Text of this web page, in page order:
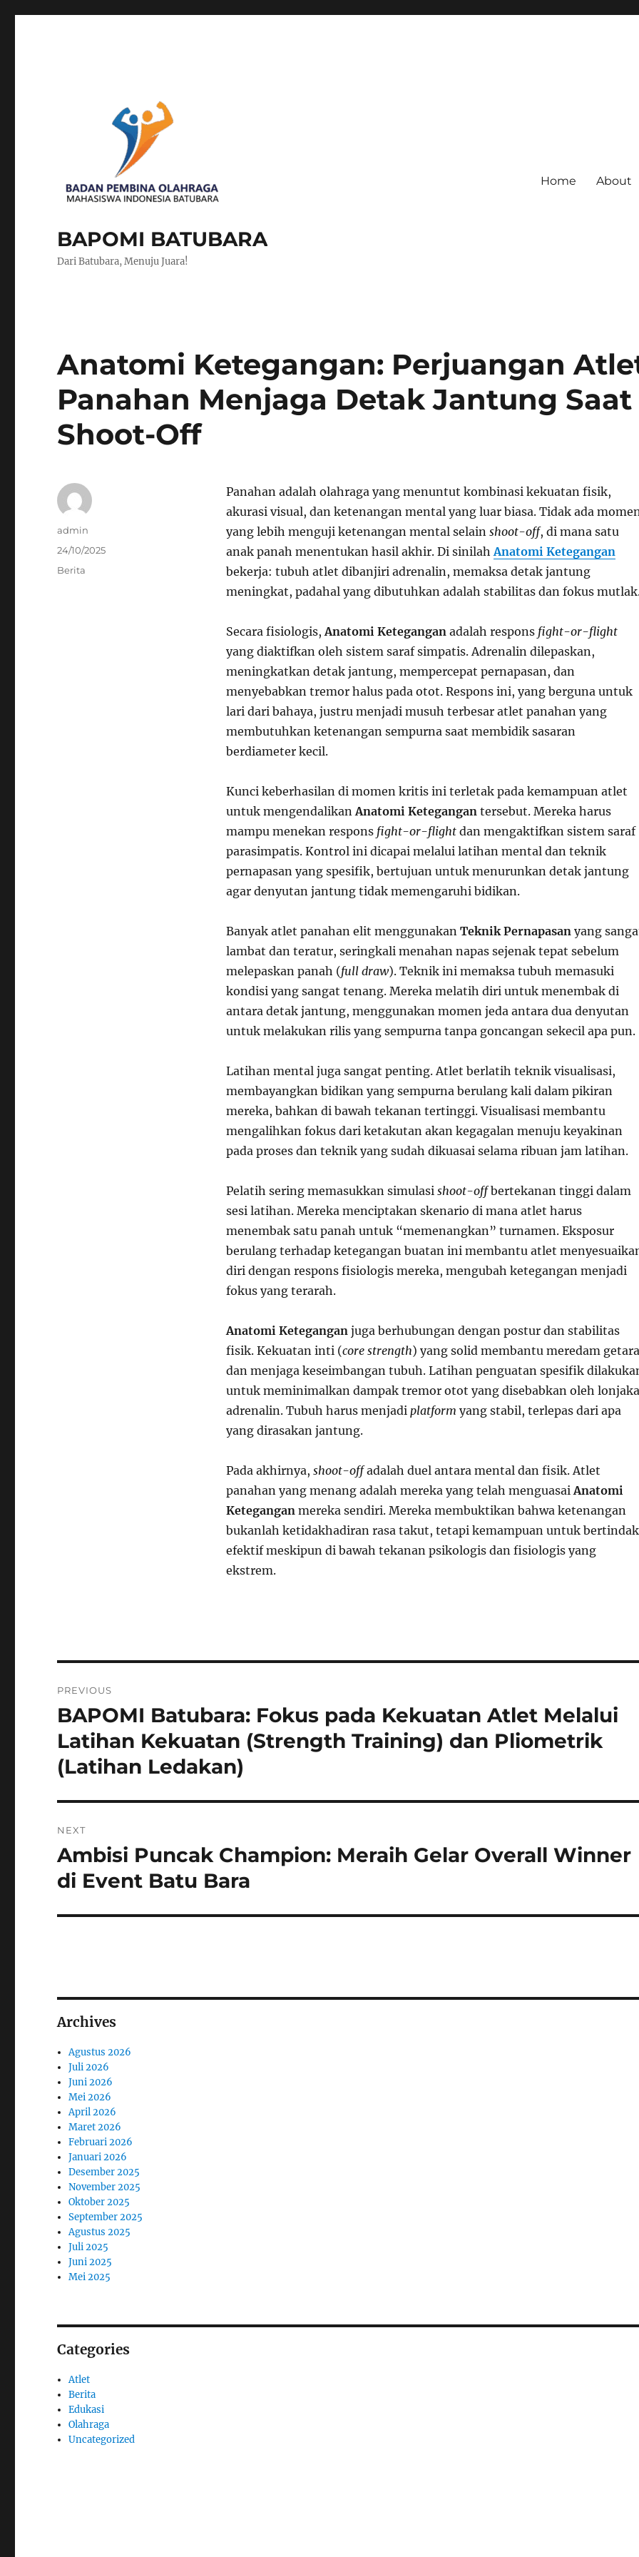
BAPOMI BATUBARA
Dari Batubara, Menuju Juara!
Home About
Anatomi Ketegangan: Perjuangan
Panahan Menjaga Detak Jantung Saat
Shoot-Off
Panahan adalah olahraga yang menuntut kombinasi kekuatan fisik,
akurasi visual, dan ketenangan mental yang luar biasa. Tidak ada
yang lebih menguji ketenangan mental selain shoot-off, di mana satu
anak panah menentukan hasil akhir. Di sinilahAnatomi Ketegangan
bekerja: tubuh atlet dibanjiri adrenalin, memaksa detak jantung
meningkat, padahal yang dibutuhkan adalah stabilitas dan fokus
Secara fisiologis,Anatomi Keteganganadalah respons fight-or-flight
yang diaktifkan oleh sistem saraf simpatis. Adrenalin dilepaskan,
meningkatkan detak jantung, mempercepat pernapasan, dan
menyebabkan tremor halus pada otot. Respons ini, yang berguna untuk
lari dari bahaya, justru menjadi musuh terbesar atlet panahan yang
membutuhkan ketenangan sempurna saat membidik sasaran
berdiameter kecil.
Kunci keberhasilan di momen kritis ini terletak pada kemampuan atlet
untuk mengendalikanAnatomi Ketegangantersebut. Mereka harus
mampu menekan respons fight-or-flightdan mengaktifkan sistem saraf
parasimpatis. Kontrol ini dicapai melalui latihan mental dan teknik
pernapasan yang spesifik, bertujuan untuk menurunkan detak jantung
agar denyutan jantung tidak memengaruhi bidikan.
Banyak atlet panahan elit menggunakan Teknik Pernapasanyang
lambat dan teratur, seringkali menahan napas sejenak tepat sebelum
melepaskan panah (full draw). Teknik ini memaksa tubuh memasuki
kondisi yang sangat tenang. Mereka melatih diri untuk menembak di
antara detak jantung, menggunakan momen jeda antara dua denyutan
untuk melakukan rilis yang sempurna tanpa goncangan sekecil apa pun.
Latihan mental juga sangat penting. Atlet berlatih teknik visualisasi,
membayangkan bidikan yang sempurna berulang kali dalam pikiran
mereka, bahkan di bawah tekanan tertinggi. Visualisasi membantu
mengalihkan fokus dari ketakutan akan kegagalan menuju keyakinan
pada proses dan teknik yang sudah dikuasai selama ribuan jam latihan.
Pelatih sering memasukkan simulasi shoot-offbertekanan tinggi dalam
sesi latihan. Mereka menciptakan skenario di mana atlet harus
menembak satu panah untuk “memenangkan” turnamen. Eksposur
berulang terhadap ketegangan buatan ini membantu atlet
diri dengan respons fisiologis mereka, mengubah ketegangan menjadi
fokus yang terarah.
Anatomi Keteganganjuga berhubungan dengan postur dan stabilitas
fisik. Kekuatan inti (core strength) yang solid membantu meredam
dan menjaga keseimbangan tubuh. Latihan penguatan spesifik
untuk meminimalkan dampak tremor otot yang disebabkan oleh
adrenalin. Tubuh harus menjadi platform yang stabil, terlepas dari apa
yang dirasakan jantung.
Pada akhirnya, shoot-offadalah duel antara mental dan fisik. Atlet
panahan yang menang adalah mereka yang telah menguasaiAnatomi
Keteganganmereka sendiri. Mereka membuktikan bahwa ketenangan
bukanlah ketidakhadiran rasa takut, tetapi kemampuan untuk bertindak
efektif meskipun di bawah tekanan psikologis dan fisiologis yang
ekstrem.
Author
admin
Posted
24/10/2025
Categories
Berita
pos
PREVIOUS
Previous
post:
BAPOMI Batubara: Fokus pada Kekuatan Atlet Melalui
Latihan Kekuatan (Strength Training) dan Pliometrik
(Latihan Ledakan)
NEXT
Next
post:
Ambisi Puncak Champion: Meraih Gelar Overall Winner
di Event Batu Bara
Archives
Agustus 2026
Juli 2026
Juni 2026
Mei 2026
April 2026
Maret 2026
Februari 2026
Januari 2026
Desember 2025
November 2025
Oktober 2025
September 2025
Agustus 2025
Juli 2025
Juni 2025
Mei 2025
Categories
Atlet
Berita
Edukasi
Olahraga
Uncategorized